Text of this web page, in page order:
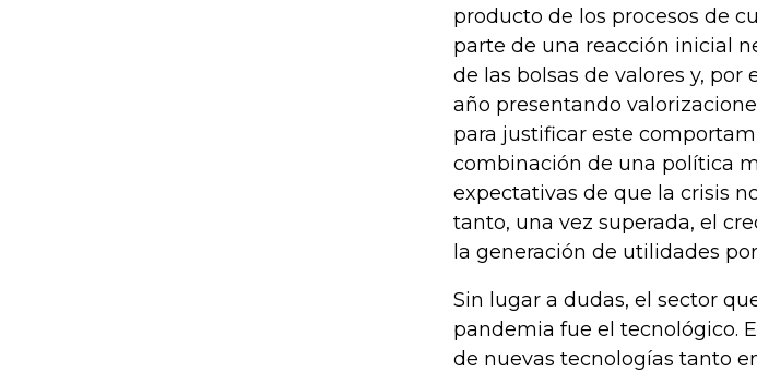
producto de los procesos de
parte de una reacción inicial
de las bolsas de valores y, por
año presentando
para justificar este
combinación de una política
expectativas de que la crisis
tanto, una vez superada, el
la generación de utilidades
Sin lugar a dudas, el sector
pandemia fue el tecnológico.
de nuevas tecnologías tanto